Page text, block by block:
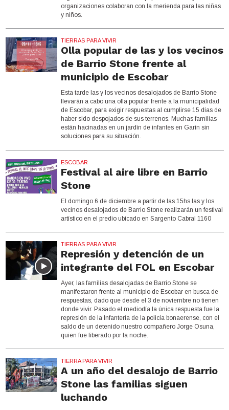
organizaciones colaboran con la merienda para las niñas
y niños.
TIERRAS PARA VIVIR
Olla popular de las y los vecinos
de Barrio Stone frente al
municipio de Escobar
Esta tarde las y los vecinos desalojados de Barrio Stone
llevarán a cabo una olla popular frente a la municipalidad
de Escobar, para exigir respuestas al cumplirse 15 días de
haber sido despojados de sus terrenos. Muchas familias
están hacinadas en un jardín de infantes en Garín sin
soluciones para su situación.
ESCOBAR
Festival al aire libre en Barrio
Stone
El domingo 6 de diciembre a partir de las 15hs las y los
vecinos desalojados de Barrio Stone realizarán un festival
artístico en el predio ubicado en Sargento Cabral 1160
TIERRAS PARA VIVIR
Represión y detención de un
integrante del FOL en Escobar
Ayer, las familias desalojadas de Barrio Stone se
manifestaron frente al municipio de Escobar en busca de
respuestas, dado que desde el 3 de noviembre no tienen
donde vivir. Pasado el mediodía la única respuesta fue la
represión de la Infantería de la policía bonaerense, con el
saldo de un detenido nuestro compañero Jorge Osuna,
quien fue liberado por la noche.
TIERRA PARA VIVIR
A un año del desalojo de Barrio
Stone las familias siguen
luchando